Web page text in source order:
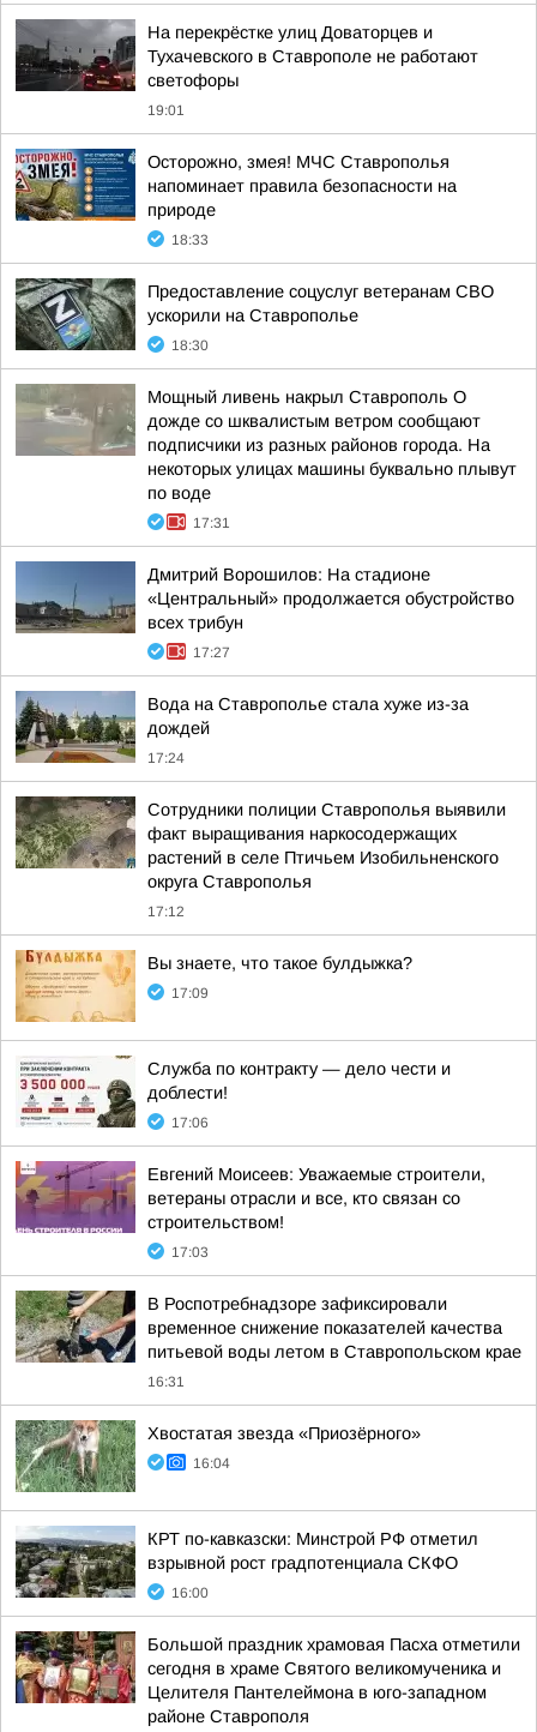
На перекрёстке улиц Доваторцев и
Тухачевского в Ставрополе не работают
светофоры
19:01
Осторожно, змея! МЧС Ставрополья
напоминает правила безопасности на
природе
18:33
Предоставление соцуслуг ветеранам СВО
ускорили на Ставрополье
18:30
Мощный ливень накрыл Ставрополь О
дожде со шквалистым ветром сообщают
подписчики из разных районов города. На
некоторых улицах машины буквально плывут
по воде
17:31
Дмитрий Ворошилов: На стадионе
«Центральный» продолжается обустройство
всех трибун
17:27
Вода на Ставрополье стала хуже из-за
дождей
17:24
Сотрудники полиции Ставрополья выявили
факт выращивания наркосодержащих
растений в селе Птичьем Изобильненского
округа Ставрополья
17:12
Вы знаете, что такое булдыжка?
17:09
Служба по контракту — дело чести и
доблести!
17:06
Евгений Моисеев: Уважаемые строители,
ветераны отрасли и все, кто связан со
строительством!
17:03
В Роспотребнадзоре зафиксировали
временное снижение показателей качества
питьевой воды летом в Ставропольском крае
16:31
Хвостатая звезда «Приозёрного»
16:04
КРТ по-кавказски: Минстрой РФ отметил
взрывной рост градпотенциала СКФО
16:00
Большой праздник храмовая Пасха отметили
сегодня в храме Святого великомученика и
Целителя Пантелеймона в юго-западном
районе Ставрополя